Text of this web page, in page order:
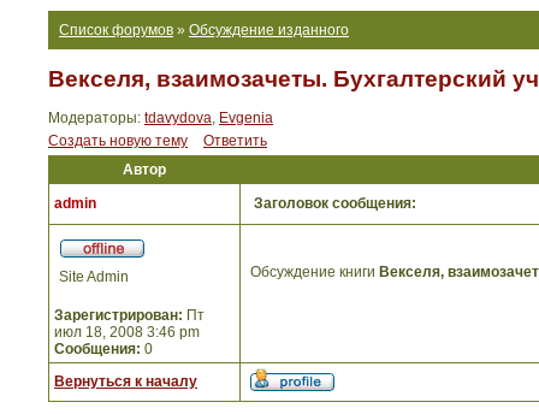
Список форумов » Обсуждение изданного
Векселя, взаимозачеты. Бухгалтерский
Модераторы: tdavydova, Evgenia
Создать новую тему
Ответить
Автор
admin
Заголовок сообщения:
Site Admin
Зарегистрирован: Пт
июл 18, 2008 3:46 pm
Сообщения: 0
Обсуждение книги Векселя,
Вернуться к началу